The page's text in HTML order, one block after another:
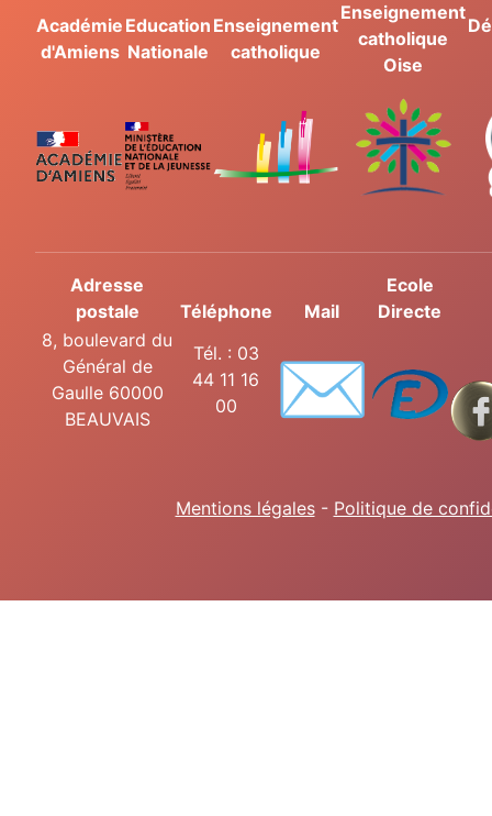
Académie
d'Amiens
Education
Nationale
Enseignement
catholique
Enseignement
catholique
Oise
Adresse
postale
Téléphone Mail
Ecole
Directe
8, boulevard du
Général de
Gaulle 60000
BEAUVAIS
Tél. : 03
44 11 16
00
✉️
Mentions légales- Politique de